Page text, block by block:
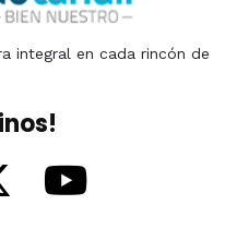
integral en cada rincón de